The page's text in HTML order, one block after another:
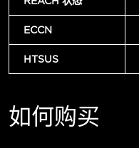
ECCN
HTSUS
如何购买